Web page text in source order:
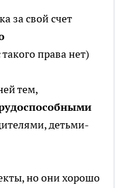
за свой счет
такого права нет)
тем,
детьми-
но они хорошо